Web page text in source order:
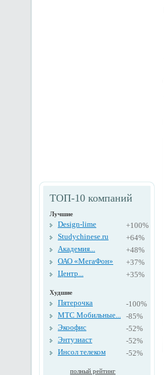
ТОП-10 компаний
Лучшие
Design-lime
+100%
Studychinese.ru
+64%
Академия...
+48%
ОАО «МегаФон»
+37%
Центр...
+35%
Худшие
Пятерочка
-100%
МТС Мобильные... -85%
Экоофис
-52%
Энтузиаст
-52%
Инсол телеком
-52%
полный рейтинг